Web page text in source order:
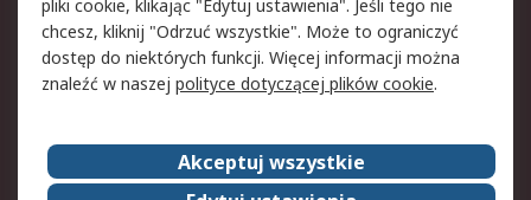
Polityka prywatności
Użytkowanie witryny
Zastrzeżenia prawne
Warunki Sprzedaży
Kontakt
pliki cookie, klikając "Edytuj ustawienia". Jeśli tego nie
chcesz, kliknij "Odrzuć wszystkie". Może to ograniczyć
dostęp do niektórych funkcji. Więcej informacji można
znaleźć w naszej polityce dotyczącej plików cookie.
Akceptuj wszystkie